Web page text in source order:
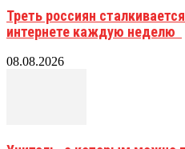
Треть россиян
интернете каждую неделю
08.08.2026